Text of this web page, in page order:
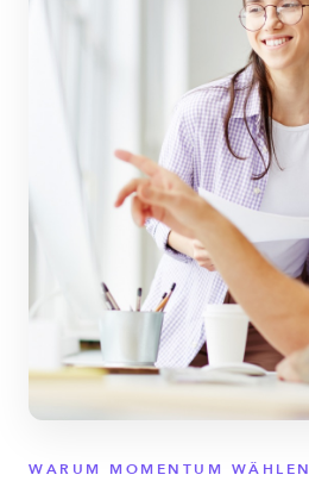
WARUM MOMENTUM WÄHLEN